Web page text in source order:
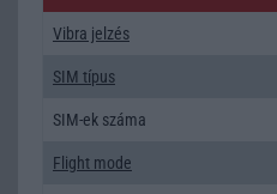
Vibra jelzés
SIM típus
SIM-ek száma
Flight mode